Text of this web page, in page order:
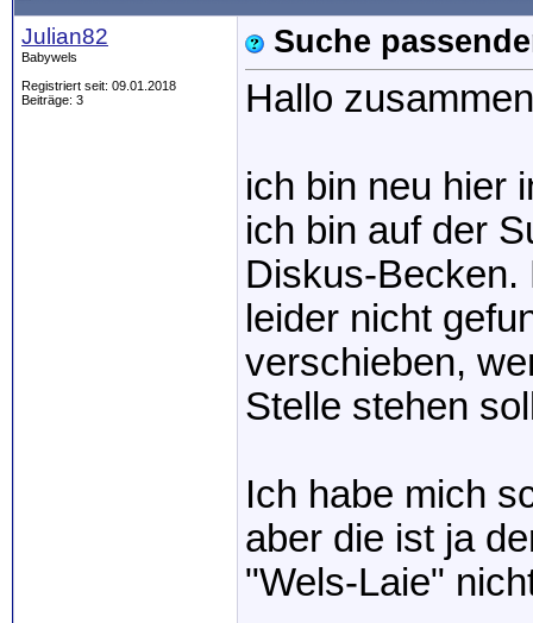
Julian82
Babywels
Registriert seit: 09.01.2018
Beiträge: 3
Suche
Hallo
ich bin neu hier
ich bin auf der
Diskus-Becken.
leider nicht
verschieben,
Stelle stehen
Ich habe mich
aber die ist ja
"Wels-Laie"